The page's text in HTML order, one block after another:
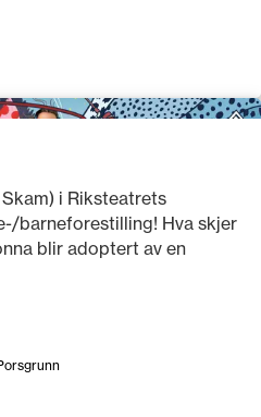
i Riksteatrets
barneforestilling! Hva skjer
blir adoptert av en